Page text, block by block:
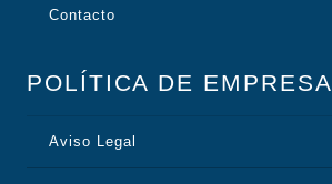
Contacto
POLÍTICA DE EMPRESA
Aviso Legal